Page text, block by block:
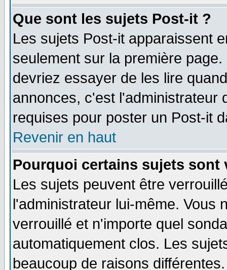
Que sont les sujets Post-it ?
Les sujets Post-it apparaissent
seulement sur la première
devriez essayer de les lire
annonces, c'est l'administrateur
requises pour poster un Post-it
Revenir en haut
Pourquoi certains sujets sont
Les sujets peuvent être
l'administrateur lui-même. Vous
verrouillé et n'importe quel
automatiquement clos. Les
beaucoup de raisons différentes.